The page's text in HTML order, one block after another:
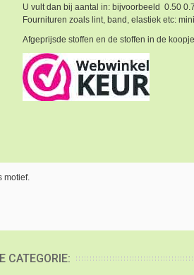
U vult dan bij aantal in: bijvoorbeeld 0.50
Fournituren zoals lint, band, elastiek etc:
Afgeprijsde stoffen en de stoffen in de
motief.
CATEGORIE: